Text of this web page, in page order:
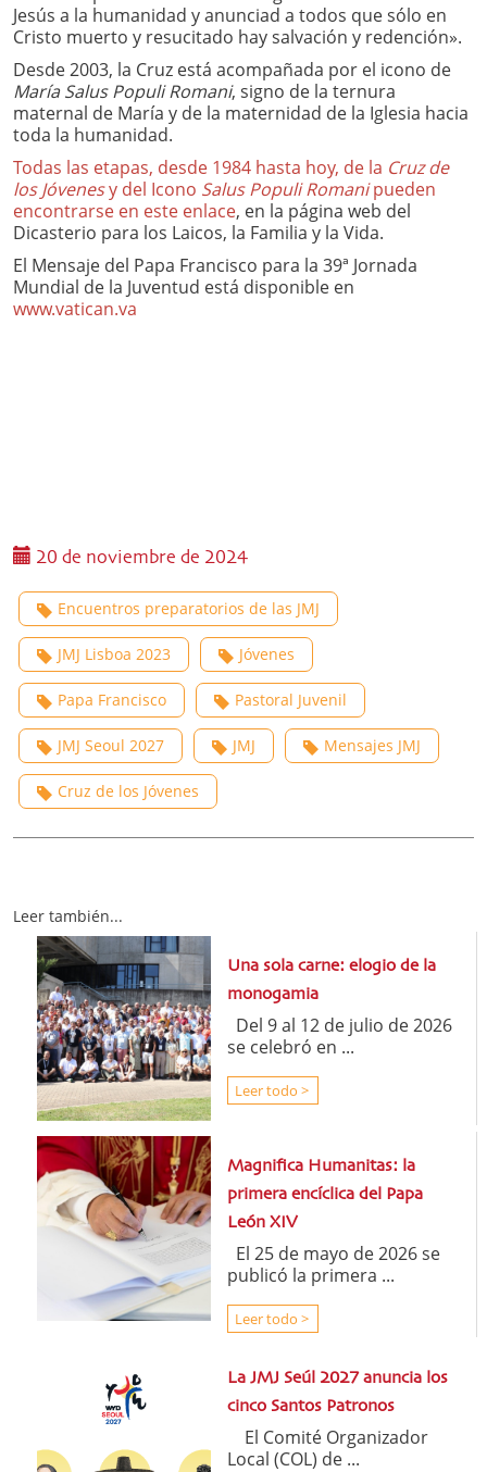
Jesús a la humanidad y anunciad a todos que sólo en
Cristo muerto y resucitado hay salvación y redención».
Desde 2003, la Cruz está acompañada por el icono de
María Salus Populi Romani, signo de la ternura
maternal de María y de la maternidad de la Iglesia hacia
toda la humanidad.
Todas las etapas, desde 1984 hasta hoy, de la Cruz de
los Jóvenesy del Icono Salus Populi Romanipueden
encontrarse en este enlace, en la página web del
Dicasterio para los Laicos, la Familia y la Vida.
El Mensaje del Papa Francisco para la 39ª Jornada
Mundial de la Juventud está disponible en
www.vatican.va
20 de noviembre de 2024
Encuentros preparatorios de las JMJ
JMJ Lisboa 2023 Jóvenes
Papa Francisco Pastoral Juvenil
JMJ Seoul 2027 JMJ Mensajes JMJ
Cruz de los Jóvenes
Leer también...
Una sola carne: elogio de la
monogamia
Del 9 al 12 de julio de 2026
se celebró en ...
Leer todo >
Magnifica Humanitas: la
primera encíclica del Papa
León XIV
El 25 de mayo de 2026 se
publicó la primera ...
Leer todo >
La JMJ Seúl 2027 anuncia los
cinco Santos Patronos
El Comité Organizador
Local (COL) de ...